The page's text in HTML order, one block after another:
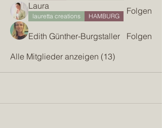
Laura
lauretta creations HAMBURG
Folgen
Edith Günther-Burgstaller
Folgen
Alle Mitglieder anzeigen (13)